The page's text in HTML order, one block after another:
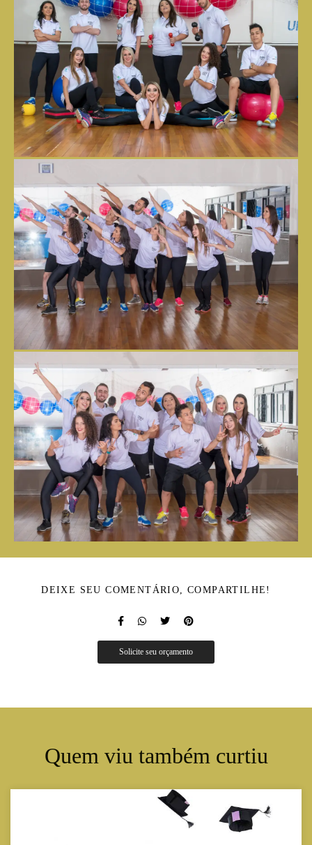
DEIXE SEU COMENTÁRIO, COMPARTILHE!
Solicite seu orçamento
Quem viu também curtiu